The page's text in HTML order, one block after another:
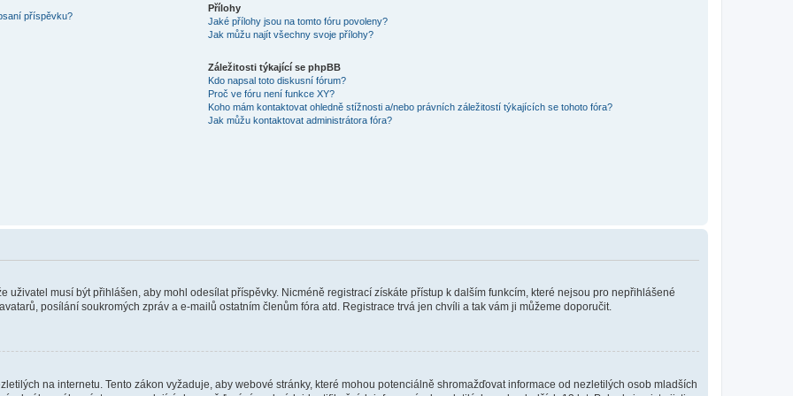
příspěvku?
Přílohy
Jaké přílohy jsou na tomto fóru povoleny?
Jak můžu najít všechny svoje přílohy?
Záležitosti týkající se phpBB
Kdo napsal toto diskusní fórum?
Proč ve fóru není funkce XY?
Koho mám kontaktovat ohledně stížnosti a/nebo právních záležitostí týkajících se tohoto fóra?
Jak můžu kontaktovat administrátora fóra?
uživatel musí být přihlášen, aby mohl odesílat příspěvky. Nicméně registrací získáte přístup k dalším funkcím, které nejsou pro nepřihlášené
posílání soukromých zpráv a e-mailů ostatním členům fóra atd. Registrace trvá jen chvíli a tak vám ji můžeme doporučit.
na internetu. Tento zákon vyžaduje, aby webové stránky, které mohou potenciálně shromažďovat informace od nezletilých osob mladších